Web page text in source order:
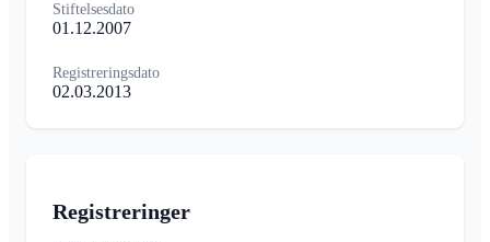
Stiftelsesdato
01.12.2007
Registreringsdato
02.03.2013
Registreringer